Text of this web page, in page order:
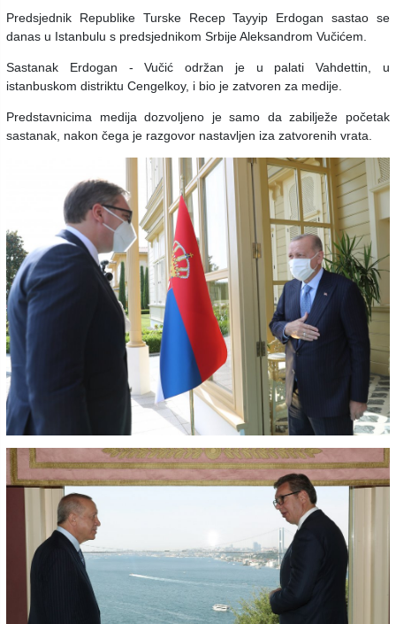
Predsjednik Republike Turske Recep Tayyip Erdogan sastao se
danas u Istanbulu s predsjednikom Srbije Aleksandrom Vučićem.
Sastanak Erdogan - Vučić održan je u palati Vahdettin, u
istanbuskom distriktu Cengelkoy, i bio je zatvoren za medije.
Predstavnicima medija dozvoljeno je samo da zabilježe početak
sastanak, nakon čega je razgovor nastavljen iza zatvorenih vrata.